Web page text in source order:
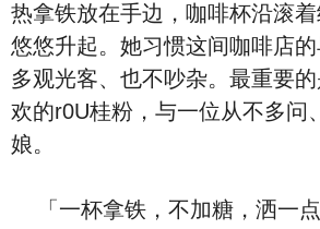
热拿铁放在手边，咖啡杯沿滚
悠悠升起。她习惯这间咖啡店
多观光客、也不吵杂。最重要
欢的r0U桂粉，与一位从不多问
娘。
「一杯拿铁，不加糖，洒一